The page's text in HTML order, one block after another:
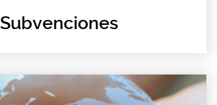
Subvenciones